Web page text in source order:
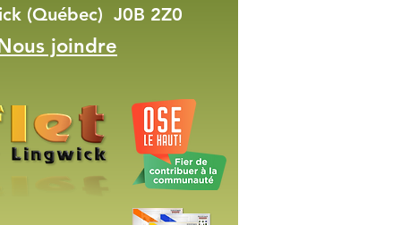
(Québec) J0B 2Z0
joindre